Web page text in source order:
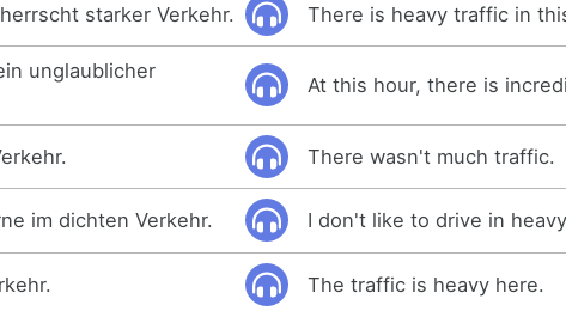
starker Verkehr. There is heavy traffic in
unglaublicher
At this hour, there is
There wasn't much traffic.
im dichten Verkehr. I don't like to drive in
The traffic is heavy here.